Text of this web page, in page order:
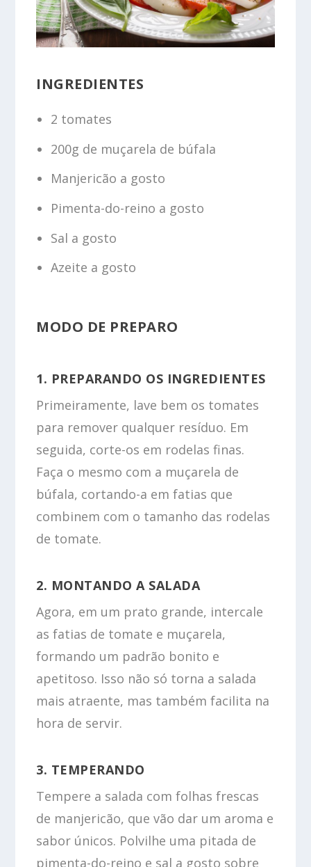
INGREDIENTES
2 tomates
200g de muçarela de búfala
Manjericão a gosto
Pimenta-do-reino a gosto
Sal a gosto
Azeite a gosto
MODO DE PREPARO
1. PREPARANDO OS INGREDIENTES
Primeiramente, lave bem os tomates
para remover qualquer resíduo. Em
seguida, corte-os em rodelas finas.
Faça o mesmo com a muçarela de
búfala, cortando-a em fatias que
combinem com o tamanho das rodelas
de tomate.
2. MONTANDO A SALADA
Agora, em um prato grande, intercale
as fatias de tomate e muçarela,
formando um padrão bonito e
apetitoso. Isso não só torna a salada
mais atraente, mas também facilita na
hora de servir.
3. TEMPERANDO
Tempere a salada com folhas frescas
de manjericão, que vão dar um aroma e
sabor únicos. Polvilhe uma pitada de
pimenta-do-reino e sal a gosto sobre